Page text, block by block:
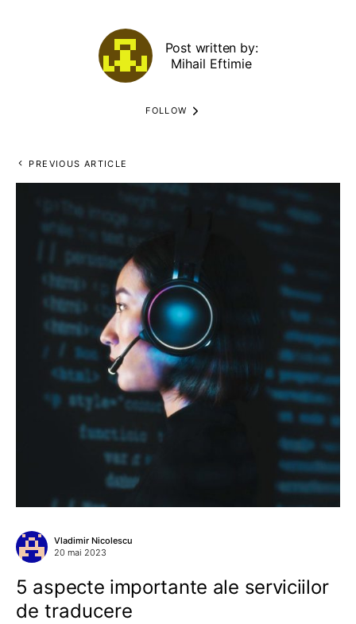
Post written by:
Mihail Eftimie
FOLLOW
PREVIOUS ARTICLE
Vladimir Nicolescu
20 mai 2023
5 aspecte importante ale serviciilor
de traducere